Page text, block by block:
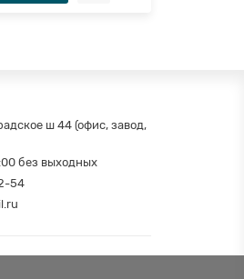
ш 44 (офис, завод,
без выходных
54